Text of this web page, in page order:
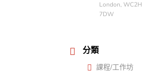
London, WC2H
7DW
分類
課程/工作坊